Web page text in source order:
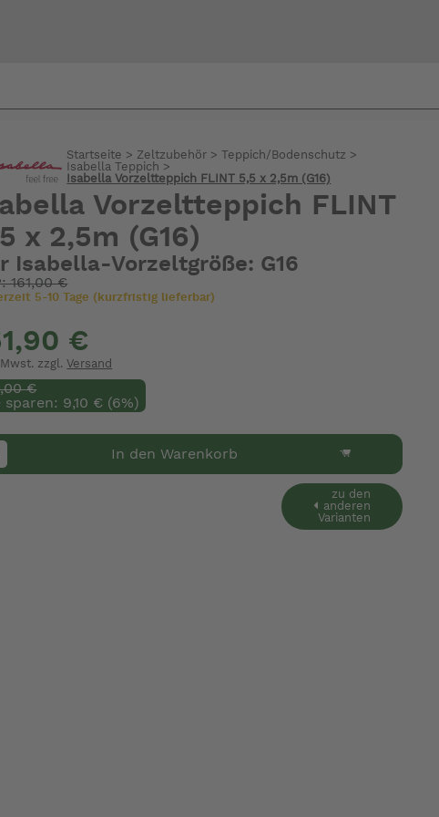
Startseite > Zeltzubehör >Teppich/Bodenschutz >
Isabella Teppich >
Isabella Vorzeltteppich FLINT 5,5 x 2,5m (G16)
Vorzeltteppich FLINT
x 2,5m (G16)
Isabella-Vorzeltgröße: G16
161,00 €
5-10 Tage (kurzfristig lieferbar)
€
zzgl. Versand
€
sparen: 9,10 € (6%)
In den Warenkorb
zu den
anderen
Varianten